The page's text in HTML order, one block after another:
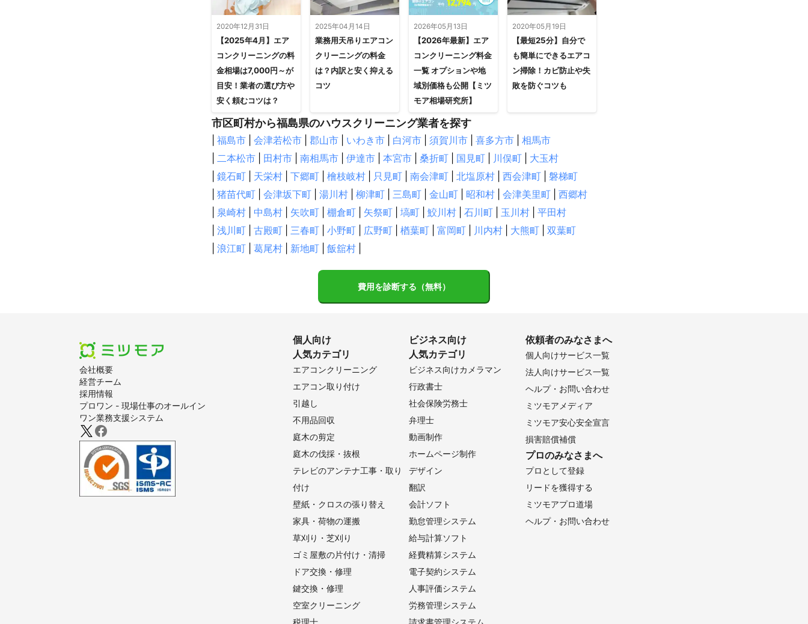
2020年12月31日
【2025年4月】エア
コンクリーニングの料
金相場は7,000円～が
目安！業者の選び方や
安く頼むコツは？
2025年04月14日
業務用天吊りエアコン
クリーニングの料金
は？内訳と安く抑える
コツ
2026年05月13日
【2026年最新】エア
コンクリーニング料金
一覧 オプションや地
域別価格も公開【ミツ
モア相場研究所】
2020年05月19日
【最短25分】自分で
も簡単にできるエアコ
ン掃除！カビ防止や失
敗を防ぐコツも
市区町村から福島県のハウスクリーニング業者を探す
福島市 会津若松市 郡山市 いわき市 白河市 須賀川市 喜多方市
相馬市
二本松市 田村市 南相馬市 伊達市 本宮市 桑折町 国見町 川俣町
大玉村
鏡石町 天栄村 下郷町 檜枝岐村 只見町 南会津町 北塩原村 西会津町
磐梯町
猪苗代町 会津坂下町 湯川村 柳津町 三島町 金山町 昭和村 会津美里町
西郷村
泉崎村 中島村 矢吹町 棚倉町 矢祭町 塙町 鮫川村 石川町 玉川村
平田村
浅川町 古殿町 三春町 小野町 広野町 楢葉町 富岡町 川内村 大熊町
双葉町
浪江町 葛尾村 新地町 飯舘村
費用を診断する（無料）
会社概要
経営チーム
採用情報
プロワン - 現場仕事のオールイン
ワン業務支援システム
個人向け
人気カテゴリ
エアコンクリーニング
エアコン取り付け
引越し
不用品回収
庭木の剪定
庭木の伐採・抜根
テレビのアンテナ工事・取り
付け
壁紙・クロスの張り替え
家具・荷物の運搬
草刈り・芝刈り
ゴミ屋敷の片付け・清掃
ドア交換・修理
鍵交換・修理
空室クリーニング
税理士
ビジネス向け
人気カテゴリ
ビジネス向けカメラマン
行政書士
社会保険労務士
弁理士
動画制作
ホームページ制作
デザイン
翻訳
会計ソフト
勤怠管理システム
給与計算ソフト
経費精算システム
電子契約システム
人事評価システム
労務管理システム
請求書管理システム
依頼者のみなさまへ
個人向けサービス一覧
法人向けサービス一覧
ヘルプ・お問い合わせ
ミツモアメディア
ミツモア安心安全宣言
損害賠償補償
プロのみなさまへ
プロとして登録
リードを獲得する
ミツモアプロ道場
ヘルプ・お問い合わせ